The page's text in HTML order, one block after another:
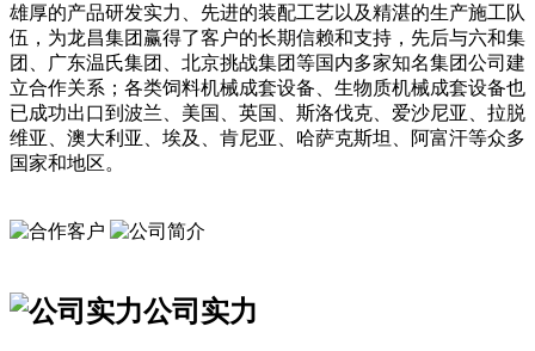
雄厚的产品研发实力、先进的装配工艺以及精湛的生产施工队
伍，为龙昌集团赢得了客户的长期信赖和支持，先后与六和集
团、广东温氏集团、北京挑战集团等国内多家知名集团公司建
立合作关系；各类饲料机械成套设备、生物质机械成套设备也
已成功出口到波兰、美国、英国、斯洛伐克、爱沙尼亚、拉脱
维亚、澳大利亚、埃及、肯尼亚、哈萨克斯坦、阿富汗等众多
国家和地区。
公司实力